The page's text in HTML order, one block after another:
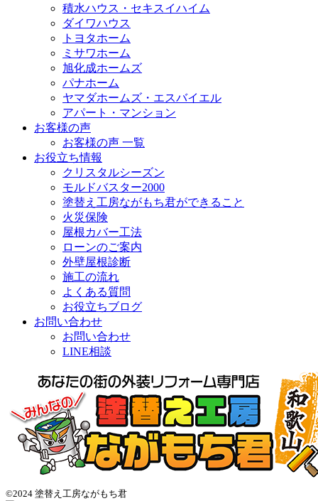
積水ハウス・セキスイハイム
ダイワハウス
トヨタホーム
ミサワホーム
旭化成ホームズ
パナホーム
ヤマダホームズ・エスバイエル
アパート・マンション
お客様の声
お客様の声 一覧
お役立ち情報
クリスタルシーズン
モルドバスター2000
塗替え工房ながもち君ができること
火災保険
屋根カバー工法
ローンのご案内
外壁屋根診断
施工の流れ
よくある質問
お役立ちブログ
お問い合わせ
お問い合わせ
LINE相談
©2024 塗替え工房ながもち君